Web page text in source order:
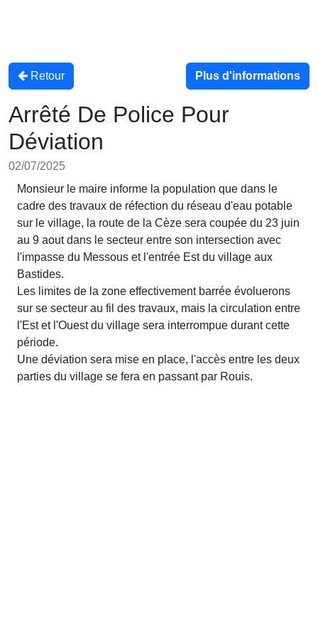
Retour Plus d'informations
Arrêté De Police Pour
Déviation
02/07/2025
Monsieur le maire informe la population que dans le
cadre des travaux de réfection du réseau d'eau potable
sur le village, la route de la Cèze sera coupée du 23 juin
au 9 aout dans le secteur entre son intersection avec
l'impasse du Messous et l'entrée Est du village aux
Bastides.
Les limites de la zone effectivement barrée évoluerons
sur se secteur au fil des travaux, mais la circulation entre
l'Est et l'Ouest du village sera interrompue durant cette
période.
Une déviation sera mise en place, l'accès entre les deux
parties du village se fera en passant par Rouis.